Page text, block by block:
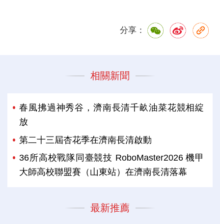
分享：
相關新聞
春風拂過神秀谷，濟南長清千畝油菜花競相綻
放
第二十三屆杏花季在濟南長清啟動
36所高校戰隊同臺競技 RoboMaster2026 機甲
大師高校聯盟賽（山東站）在濟南長清落幕
最新推薦